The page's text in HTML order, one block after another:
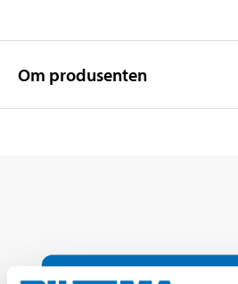
Om produsenten